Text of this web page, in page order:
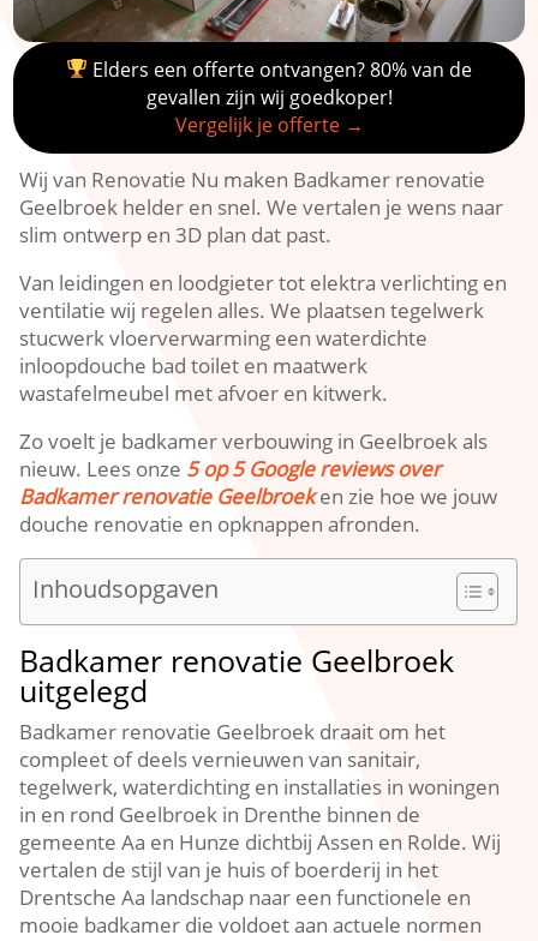
Elders een offerte ontvangen? 80% van de
gevallen zijn wij goedkoper!
Vergelijk je offerte →
Wij van Renovatie Nu maken Badkamer renovatie
Geelbroek helder en snel. We vertalen je wens naar
slim ontwerp en 3D plan dat past.
Van leidingen en loodgieter tot elektra verlichting en
ventilatie wij regelen alles. We plaatsen tegelwerk
stucwerk vloerverwarming een waterdichte
inloopdouche bad toilet en maatwerk
wastafelmeubel met afvoer en kitwerk.
Zo voelt je badkamer verbouwing in Geelbroek als
nieuw. Lees onze 5 op 5 Google reviews over
Badkamer renovatie Geelbroeken zie hoe we jouw
douche renovatie en opknappen afronden.
Inhoudsopgaven
Badkamer renovatie Geelbroek
uitgelegd
Badkamer renovatie Geelbroek draait om het
compleet of deels vernieuwen van sanitair,
tegelwerk, waterdichting en installaties in woningen
in en rond Geelbroek in Drenthe binnen de
gemeente Aa en Hunze dichtbij Assen en Rolde. Wij
vertalen de stijl van je huis of boerderij in het
Drentsche Aa landschap naar een functionele en
mooie badkamer die voldoet aan actuele normen